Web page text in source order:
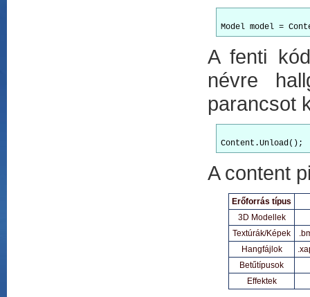
Model model =
A fenti
névre
parancsot
A content
Erőforrás típus
3D Modellek
Textúrák/Képek
Hangfájlok
Betűtípusok
Effektek